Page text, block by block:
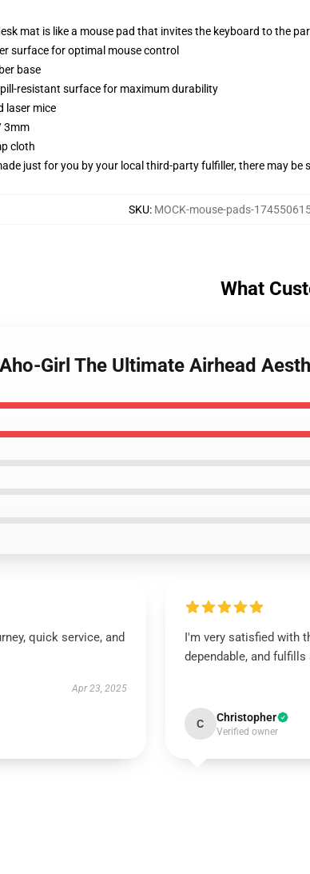
mat is like a mouse pad that invites the keyboard to the
surface for optimal mouse control
base
resistant surface for maximum durability
laser mice
3mm
cloth
just for you by your local third-party fulfiller, there may be
SKU: MOCK-mouse-pads-
What
Girl The Ultimate Airhead
quick service, and
Apr 23, 2025
I'm very satisfied with
dependable, and
C Christopher
Verified owner